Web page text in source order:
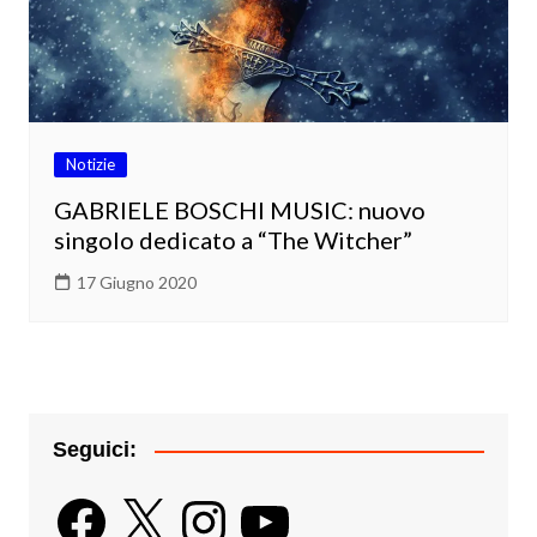
Notizie
GABRIELE BOSCHI MUSIC: nuovo
singolo dedicato a “The Witcher”
17 Giugno 2020
Seguici:
Facebook
X InstagramYouTube